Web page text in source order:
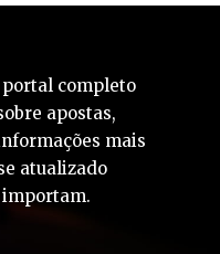
portal completo
apostas,
mais
atualizado
importam.